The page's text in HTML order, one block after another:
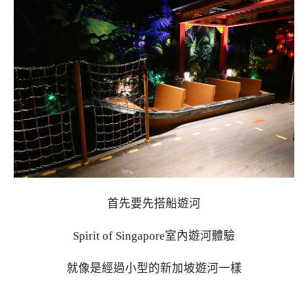
首先要先搭船遊河
Spirit of Singapore室內遊河體驗
就像是經過小型的新加坡遊河一樣